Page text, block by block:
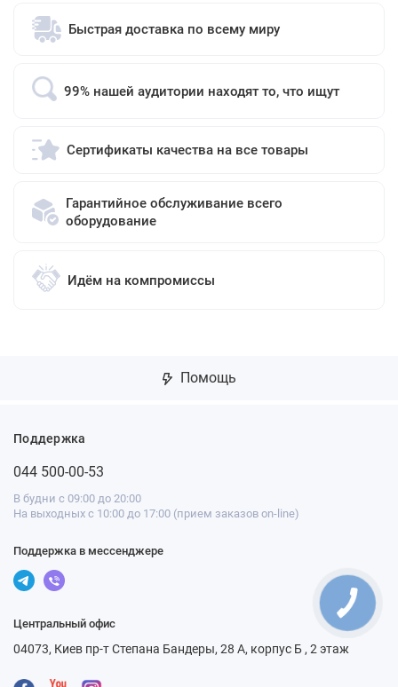
Быстрая доставка по всему миру
99% нашей аудитории находят то, что ищут
Сертификаты качества на все товары
Гарантийное обслуживание всего
оборудование
Идём на компромиссы
Помощь
Поддержка
044 500-00-53
В будни с 09:00 до 20:00
На выходных с 10:00 до 17:00 (прием заказов on-line)
Поддержка в мессенджере
Центральный офис
04073, Киев пр-т Степана Бандеры, 28 А, корпус Б , 2 этаж